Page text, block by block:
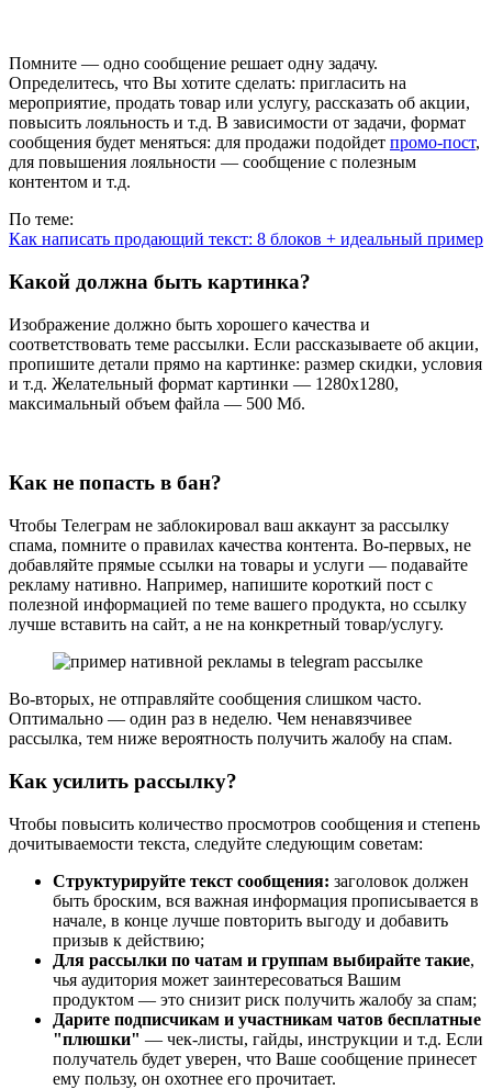
Помните — одно сообщение решает одну задачу.
Определитесь, что Вы хотите сделать: пригласить на
мероприятие, продать товар или услугу, рассказать об акции,
повысить лояльность и т.д. В зависимости от задачи, формат
сообщения будет меняться: для продажи подойдет промо-пост,
для повышения лояльности — сообщение с полезным
контентом и т.д.
По теме:
Как написать продающий текст: 8 блоков + идеальный пример
Какой должна быть картинка?
Изображение должно быть хорошего качества и
соответствовать теме рассылки. Если рассказываете об акции,
пропишите детали прямо на картинке: размер скидки, условия
и т.д. Желательный формат картинки — 1280х1280,
максимальный объем файла — 500 Мб.
Как не попасть в бан?
Чтобы Телеграм не заблокировал ваш аккаунт за рассылку
спама, помните о правилах качества контента. Во-первых, не
добавляйте прямые ссылки на товары и услуги — подавайте
рекламу нативно. Например, напишите короткий пост с
полезной информацией по теме вашего продукта, но ссылку
лучше вставить на сайт, а не на конкретный товар/услугу.
Во-вторых, не отправляйте сообщения слишком часто.
Оптимально — один раз в неделю. Чем ненавязчивее
рассылка, тем ниже вероятность получить жалобу на спам.
Как усилить рассылку?
Чтобы повысить количество просмотров сообщения и степень
дочитываемости текста, следуйте следующим советам:
Структурируйте текст сообщения: заголовок должен
быть броским, вся важная информация прописывается в
начале, в конце лучше повторить выгоду и добавить
призыв к действию;
Для рассылки по чатам и группам выбирайте такие,
чья аудитория может заинтересоваться Вашим
продуктом — это снизит риск получить жалобу за спам;
Дарите подписчикам и участникам чатов бесплатные
"плюшки" — чек-листы, гайды, инструкции и т.д. Если
получатель будет уверен, что Ваше сообщение принесет
ему пользу, он охотнее его прочитает.